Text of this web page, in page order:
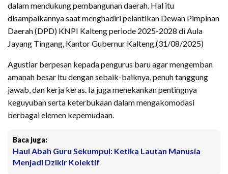
dalam mendukung pembangunan daerah. Hal itu
disampaikannya saat menghadiri pelantikan Dewan Pimpinan
Daerah (DPD) KNPI Kalteng periode 2025-2028 di Aula
Jayang Tingang, Kantor Gubernur Kalteng.(31/08/2025)
Agustiar berpesan kepada pengurus baru agar mengemban
amanah besar itu dengan sebaik-baiknya, penuh tanggung
jawab, dan kerja keras. Ia juga menekankan pentingnya
keguyuban serta keterbukaan dalam mengakomodasi
berbagai elemen kepemudaan.
Baca juga:
Haul Abah Guru Sekumpul: Ketika Lautan Manusia
Menjadi Dzikir Kolektif